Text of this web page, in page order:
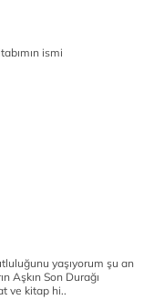
ismi
yaşıyorum şu an
Aşkın Son Durağı
ve kitap hi..